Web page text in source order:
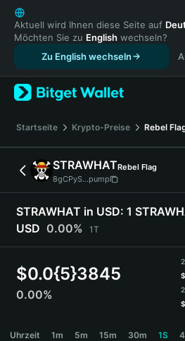
English
日本語
Tiếng Việt
Русский
Español (Latinoamérica)
Türkçe
Français
Deutsch
简体中文
繁體中文
Português (Portugal)
Bahasa Indonesia
ภาษาไทย
हिन्दी
Español
Português (Brasil)
Aktuell wird Ihnen diese Seite auf
Möchten Sie zu English wechseln?
Zu English wechseln
Startseite Krypto-Preise Rebel
STRAWHATRebel Flag
8gCPyS...pump
STRAWHAT in USD: 1
USD 0.00% 1T
$0.0{5}3845
0.00%
$
$
Uhrzeit 1m 5m 15m 30m 1S